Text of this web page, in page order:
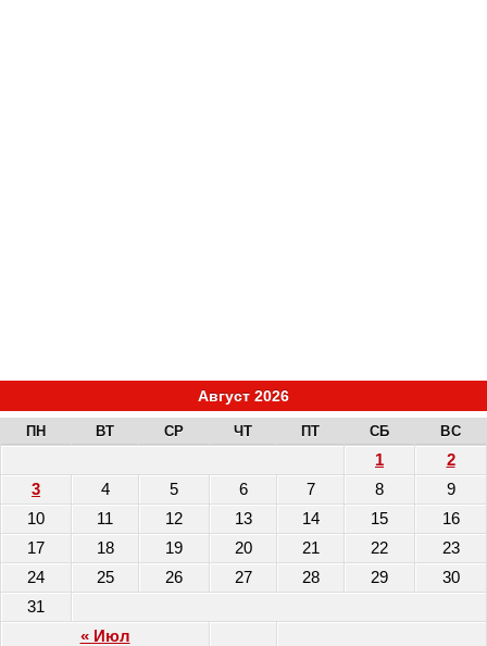
Август 2026
ПН ВТ СР ЧТ ПТ СБ ВС
« Июл
1
2
3
4 5 6 7 8
9
10
11 12 13 14 15
16
17
18 19 20 21 22
23
24
25 26 27 28 29
30
31